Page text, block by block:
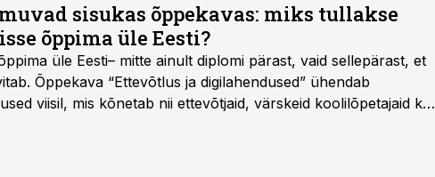
sisukas õppekavas: miks tullakse
õppima üle Eesti?
üle Eesti– mitte ainult diplomi pärast, vaid sellepärast, et
Õppekava “Ettevõtlus ja digilahendused” ühendab
viisil, mis kõnetab nii ettevõtjaid, värskeid koolilõpetajaid kui